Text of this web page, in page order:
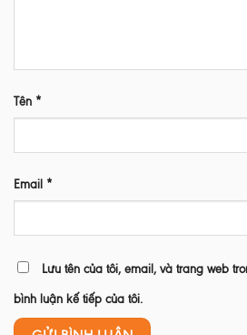
Tên *
Email *
Lưu tên của tôi, email, và trang web
bình luận kế tiếp của tôi.